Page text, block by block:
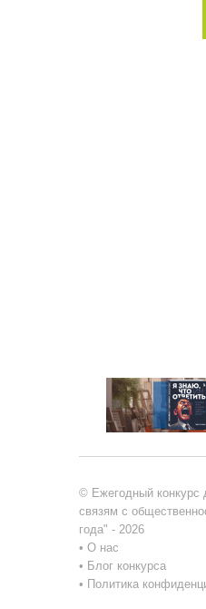
© Ежегодный конкурс
связям с
года" - 2026
• О нас
• Блог конкурса
• Политика